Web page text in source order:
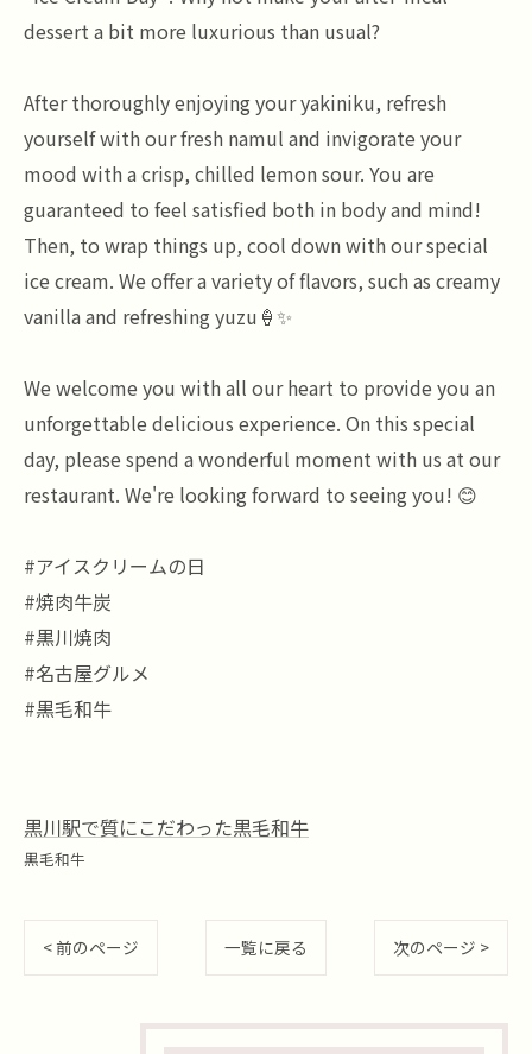
dessert a bit more luxurious than usual?
After thoroughly enjoying your yakiniku, refresh
yourself with our fresh namul and invigorate your
mood with a crisp, chilled lemon sour. You are
guaranteed to feel satisfied both in body and mind!
Then, to wrap things up, cool down with our special
ice cream. We offer a variety of flavors, such as creamy
vanilla and refreshing yuzu🍦✨
We welcome you with all our heart to provide you an
unforgettable delicious experience. On this special
day, please spend a wonderful moment with us at our
restaurant. We're looking forward to seeing you! 😊
#アイスクリームの日
#焼肉牛炭
#黒川焼肉
#名古屋グルメ
#黒毛和牛
黒川駅で質にこだわった黒毛和牛
黒毛和牛
< 前のページ 一覧に戻る 次のページ >